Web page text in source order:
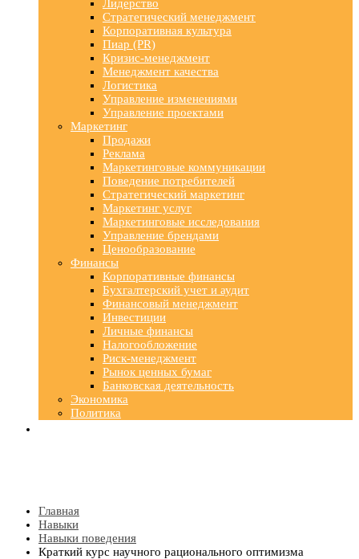
Лидерство
Стратегический менеджмент
Корпоративная культура
Пиар (PR)
Кризис-менеджмент
Менеджмент качества
Логистика
Управление изменениями
Управление проектами
Маркетинг
Продажи
Реклама
Маркетинговые коммуникации
Поведение потребителей
Стратегический маркетинг
Маркетинг услуг
Маркетинговые исследования
Управление брендами
Ценообразование
Финансы
Корпоративные финансы
Бухгалтерский учет и аудит
Финансовый менеджмент
Инвестиции
Личные финансы
Налогообложение
Риск-менеджмент
Рынок ценных бумаг
Банковская деятельность
Экономика
Политика
Главная
Навыки
Навыки поведения
Краткий курс научного рационального оптимизма